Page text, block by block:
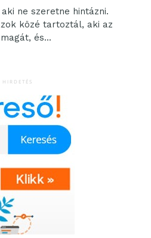
ne szeretne hintázni.
közé tartoztál, aki az
és...
HIRDETÉS